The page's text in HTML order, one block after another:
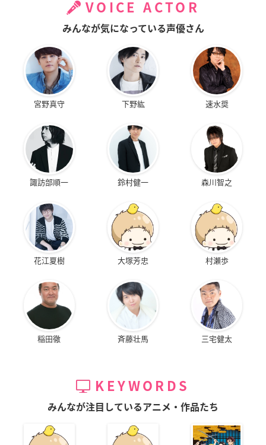
VOICE ACTOR
みんなが気になっている声優さん
宮野真守 下野紘 速水奨
諏訪部順一 鈴村健一 森川智之
花江夏樹 大塚芳忠 村瀬歩
稲田徹 斉藤壮馬 三宅健太
KEYWORDS
みんなが注目しているアニメ・作品たち